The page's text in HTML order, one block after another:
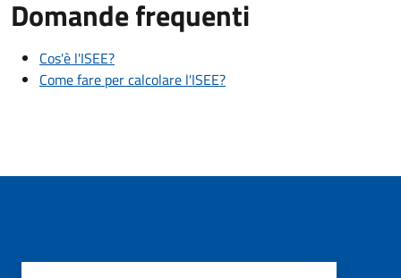
Domande frequenti
Cos'è l'ISEE?
Come fare per calcolare l'ISEE?